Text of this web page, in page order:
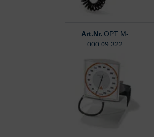
Art.Nr. OPT M-
000.09.322